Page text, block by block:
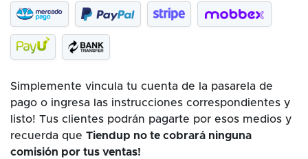
Simplemente vincula tu cuenta de la pasarela de
pago o ingresa las instrucciones correspondientes y
listo! Tus clientes podrán pagarte por esos medios y
recuerda que Tiendup no te cobrará ninguna
comisión por tus ventas!